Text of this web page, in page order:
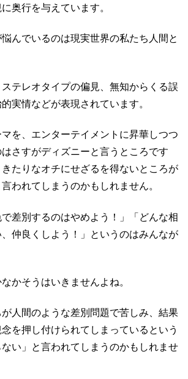
奥行を与えています。
んでいるのは現実世界の私たち人間と
テレオタイプの偏見、無知からくる誤
実情などが表現されています。
を、エンターテイメントに昇華しつつ
さすがディズニーと言うところです
たりなオチにせざるを得ないところが
言われてしまうのかもしれません。
で差別するのはやめよう！」「どんな相
仲良くしよう！」というのはみんなが
かそうはいきませんよね。
人間のような差別問題で苦しみ、結果
を押し付けられてしまっているという
い」と言われてしまうのかもしれませ